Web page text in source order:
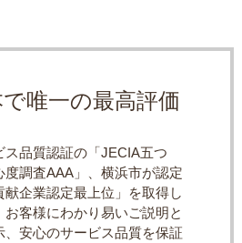
で唯一の最高評価
ス品質認証の「JECIA五つ
調査AAA」、横浜市が認定
企業認定最上位」を取得し
客様にわかり易いご説明と
、安心のサービス品質を保証